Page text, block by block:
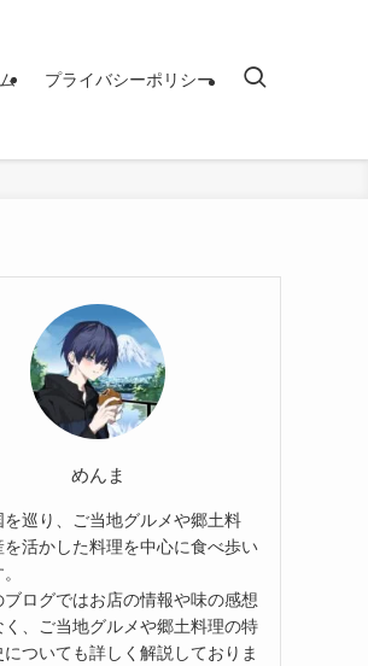
プライバシーポリシー
めんま
を巡り、ご当地グルメや郷土料
を活かした料理を中心に食べ歩い
ブログではお店の情報や味の感想
く、ご当地グルメや郷土料理の特
ついても詳しく解説しておりま